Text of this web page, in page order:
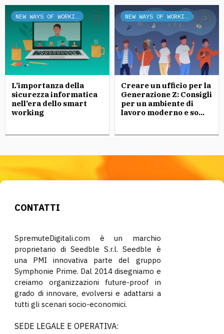
NEW WAYS OF WORKING
L’importanza della
sicurezza informatica
nell’era dello smart
working
NEW WAYS OF WORKING
Creare un ufficio per la
Generazione Z: Consigli
per un ambiente di
lavoro moderno e so...
CONTATTI
SpremuteDigitali.com è un marchio
proprietario di Seedble S.r.l. Seedble è
una PMI innovativa parte del gruppo
Symphonie Prime. Dal 2014 disegniamo e
creiamo organizzazioni future-proof in
grado di innovare, evolversi e adattarsi a
tutti gli scenari socio-economici.
SEDE LEGALE E OPERATIVA: